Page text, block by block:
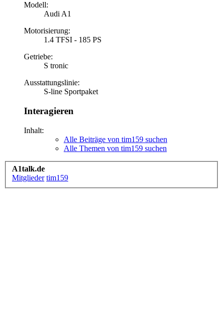
Modell:
Audi A1
Motorisierung:
1.4 TFSI - 185 PS
Getriebe:
S tronic
Ausstattungslinie:
S-line Sportpaket
Interagieren
Inhalt:
Alle Beiträge von tim159 suchen
Alle Themen von tim159 suchen
A1talk.de
Mitglieder tim159